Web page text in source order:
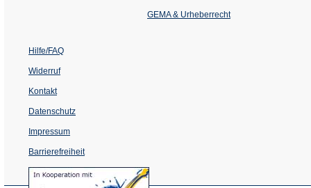
Tab)
GEMA & Urheberrecht
Hilfe/FAQ
Widerruf
Kontakt
Datenschutz
Impressum
Barrierefreiheit
(Öffnet
in